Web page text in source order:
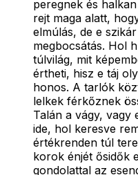
peregnek és
rejt maga alatt,
elmúlás, de e
megbocsátás. Hol
túlvilág, mit
értheti, hisz e táj
honos. A tarlók
lelkek férkőznek
Talán a vágy,
ide, hol keresve
értékrenden túl
korok énjét ősidők
gondolattal az